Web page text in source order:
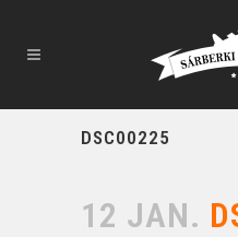
DSC00225
12 JAN.